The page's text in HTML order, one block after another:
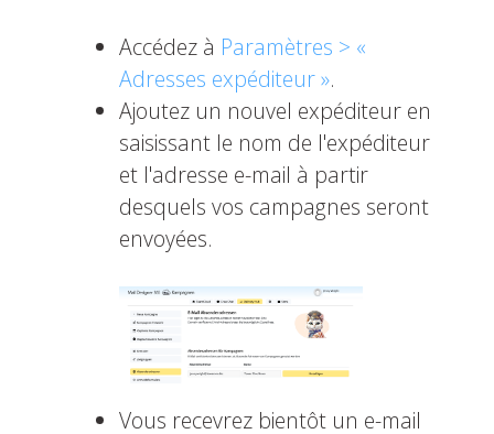
Accédez à Paramètres > «
Adresses expéditeur ».
Ajoutez un nouvel expéditeur en
saisissant le nom de l'expéditeur
et l'adresse e-mail à partir
desquels vos campagnes seront
envoyées.
Vous recevrez bientôt un e-mail